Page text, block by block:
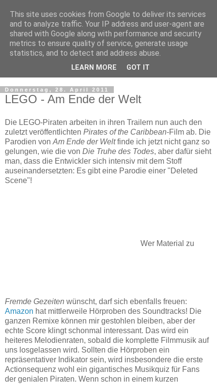
Donnerstag, 28. April 2011
LEGO - Am Ende der Welt
Die LEGO-Piraten arbeiten in ihren Trailern nun auch den
zuletzt veröffentlichten Pirates of the Caribbean-Film ab. Die
Parodien von Am Ende der Weltfinde ich jetzt nicht ganz so
gelungen, wie die von Die Truhe des Todes, aber dafür sieht
man, dass die Entwickler sich intensiv mit dem Stoff
auseinandersetzten: Es gibt eine Parodie einer "Deleted
Scene"!
Wer Material zu
Fremde Gezeiten wünscht, darf sich ebenfalls freuen:
Amazon hat mittlerweile Hörproben des Soundtracks! Die
ganzen Remixe können mir gestohlen bleiben, aber der
echte Score klingt schonmal interessant. Das wird ein
heiteres Melodienraten, sobald die komplette Filmmusik auf
uns losgelassen wird. Sollten die Hörproben ein
repräsentativer Indikator sein, wird insbesondere die erste
Actionsequenz wohl ein gigantisches Musikquiz für Fans
der genialen Piraten. Wenn schon in einem kurzen
This site uses cookies from Google to deliver its services
and to analyze traffic. Your IP address and user-agent are
shared with Google along with performance and security
metrics to ensure quality of service, generate usage
statistics, and to detect and address abuse.
LEARN MORE GOT IT